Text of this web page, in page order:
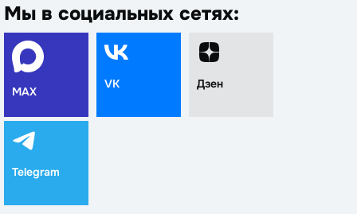
Мы в социальных сетях:
MAX
VK Дзен
Telegram